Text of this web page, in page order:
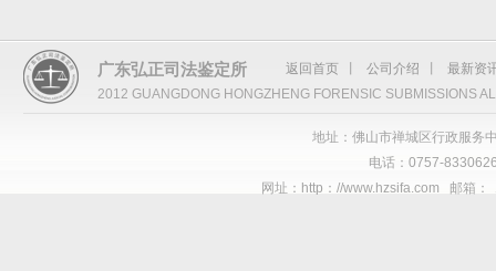
广东弘正司法鉴定所 返回首页 公司介绍
最新资
2012 GUANGDONG HONGZHENG FORENSIC SUBMISSIONS
地址：佛山市禅城区行政服务
电话：0757-
网址：http：//www.hzsifa.com 邮箱：